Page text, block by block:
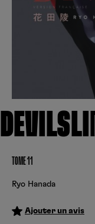
TOME 11
Ryo Hanada
Ajouter un avis
Se connecter
Hunter x
Fire Force
Black Butler